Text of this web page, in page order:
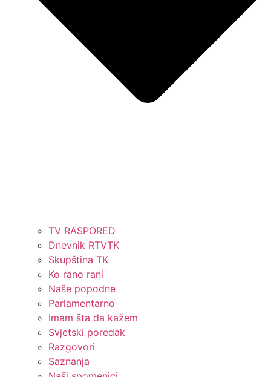
TV RASPORED
Dnevnik RTVTK
Skupština TK
Ko rano rani
Naše popodne
Parlamentarno
Imam šta da kažem
Svjetski poredak
Razgovori
Saznanja